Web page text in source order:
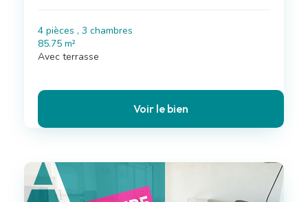
4 pièces , 3 chambres
85.75 m²
Avec terrasse
Voir le bien